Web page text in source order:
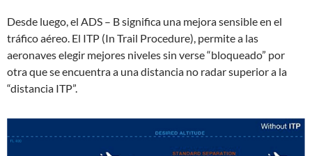
Desde luego, el ADS – B significa una mejora sensible en el
tráfico aéreo. El ITP (In Trail Procedure), permite a las
aeronaves elegir mejores niveles sin verse “bloqueado” por
otra que se encuentra a una distancia no radar superior a la
“distancia ITP”.